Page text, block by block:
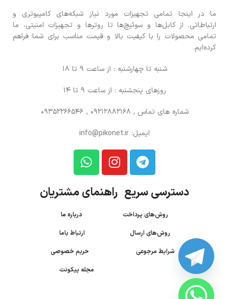
ما در اینجا تمامی تجهیزات مورد نیاز شبکه‌های کامپیوتری و
ارتباطاتی. از کابل‌ها و سوئیچ‌ها تا روترها و تجهیزات امنیتی، ما
تمامی محصولات را با کیفیت بالا و قیمت مناسب برای شما فراهم
کرده‌ایم.
شنبه تا چهارشنبه : از ساعت 9 تا 18
روزهای پنجشنبه : از ساعت 9 تا 14
شماره های تماس , 09212882168 , 09352266546
ایمیل: info@pikonet.ir
دسترسی سریع راهنمای مشتریان
روش‌های پرداخت درباره ما
روش‌های ارسال
ارتباط باما
شرایط مرجوعی
حریم خصوصی
مجله پیکونت